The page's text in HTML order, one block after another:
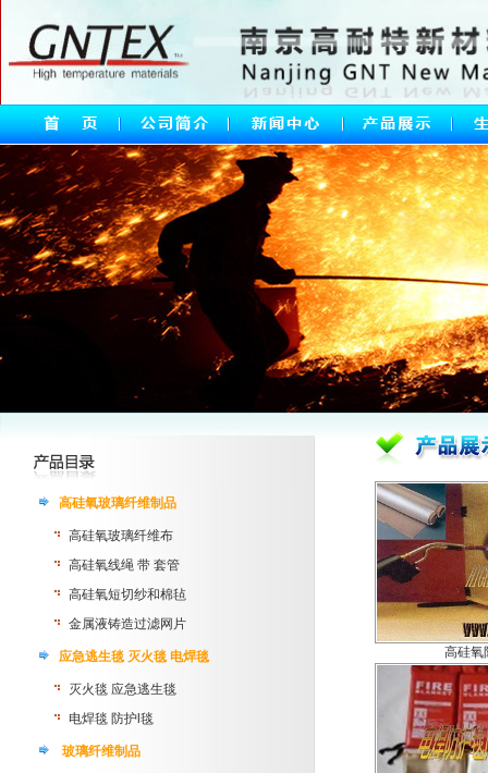
高硅氧玻璃纤维制品
高硅氧玻璃纤维布
高硅氧线绳 带 套管
高硅氧短切纱和棉毡
金属液铸造过滤网片
应急逃生毯 灭火毯 电焊毯
灭火毯 应急逃生毯
电焊毯 防护l毯
玻璃纤维制品
高硅氧